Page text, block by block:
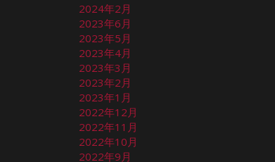
2024年2月
2023年6月
2023年5月
2023年4月
2023年3月
2023年2月
2023年1月
2022年12月
2022年11月
2022年10月
2022年9月